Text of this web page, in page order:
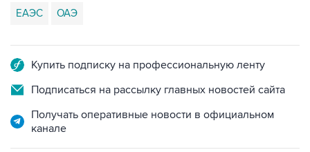
ЕАЭС ОАЭ
Купить подписку на профессиональную ленту
Подписаться на рассылку главных новостей сайта
Получать оперативные новости в официальном
канале